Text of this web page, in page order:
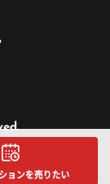
ョンを売りたい
す。
ます。